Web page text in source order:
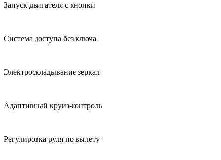
Запуск двигателя с кнопки
Система доступа без ключа
Электроскладывание зеркал
Адаптивный круиз-контроль
Регулировка руля по вылету